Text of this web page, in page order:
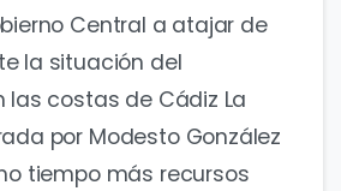
Central a atajar de
la situación del
costas de Cádiz La
por Modesto González
tiempo más recursos